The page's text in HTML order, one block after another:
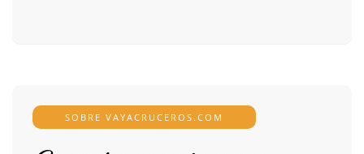
SOBRE VAYACRUCEROS.COM